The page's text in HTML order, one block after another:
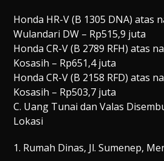
Honda HR-V (B 1305 DNA) atas
Wulandari DW – Rp515,9 juta
Honda CR-V (B 2789 RFH) atas
Kosasih – Rp651,4 juta
Honda CR-V (B 2158 RFD) atas
Kosasih – Rp503,7 juta
C. Uang Tunai dan Valas
Lokasi
1. Rumah Dinas, Jl. Sumenep,